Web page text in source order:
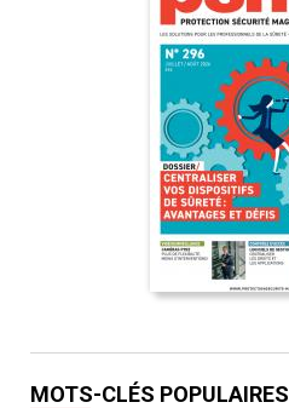
MOTS-CLÉS POPULAIRES